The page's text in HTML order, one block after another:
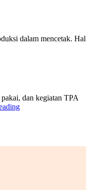
dalam mencetak. Hal
dan kegiatan TPA